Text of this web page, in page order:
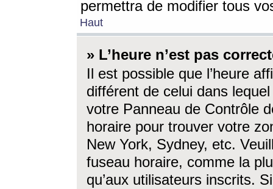
permettra de modifier tous
Haut
» L’heure n’est pas
Il est possible que l’heure
différent de celui dans
votre Panneau de Contrôle
horaire pour trouver votre
New York, Sydney, etc.
fuseau horaire, comme la
qu’aux utilisateurs inscrits.